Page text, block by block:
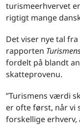
turismeerhvervet
rigtigt mange
Det viser nye tal
rapporten
fordelt på blandt
skatteprovenu.
”Turismens værdi
er ofte først, når vi
forskellige